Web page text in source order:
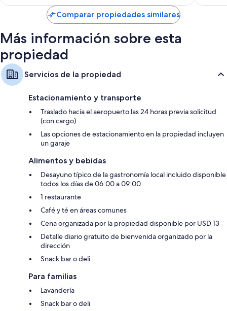
es
Comparar propiedades similares
Más información sobre esta
propiedad
Servicios de la propiedad
Estacionamiento y transporte
Traslado hacia el aeropuerto las 24 horas previa solicitud
(con cargo)
Las opciones de estacionamiento en la propiedad incluyen
un garaje
Alimentos y bebidas
Desayuno típico de la gastronomía local incluido disponible
todos los días de 06:00 a 09:00
1 restaurante
Café y té en áreas comunes
Cena organizada por la propiedad disponible por USD 13
Detalle diario gratuito de bienvenida organizado por la
dirección
Snack bar o deli
Para familias
Lavandería
Snack bar o deli